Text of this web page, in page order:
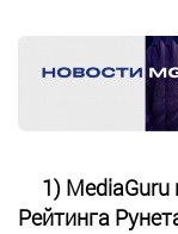
1) MediaGuru
Рейтинга